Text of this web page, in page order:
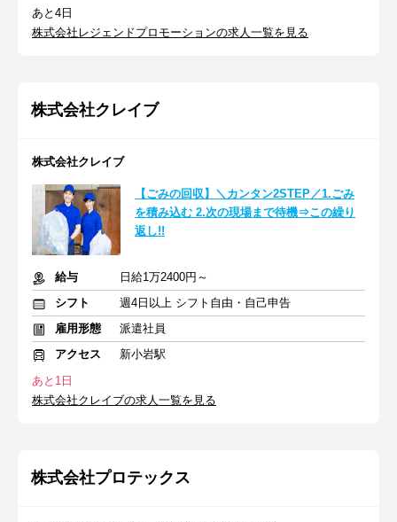
あと4日
株式会社レジェンドプロモーションの求人一覧を見る
株式会社クレイブ
株式会社クレイブ
【ごみの回収】＼カンタン2STEP／1.ごみ
を積み込む 2.次の現場まで待機⇒この繰り
返し!!
給与
日給1万2400円～
シフト
週4日以上 シフト自由・自己申告
雇用形態
派遣社員
アクセス
新小岩駅
あと1日
株式会社クレイブの求人一覧を見る
株式会社プロテックス